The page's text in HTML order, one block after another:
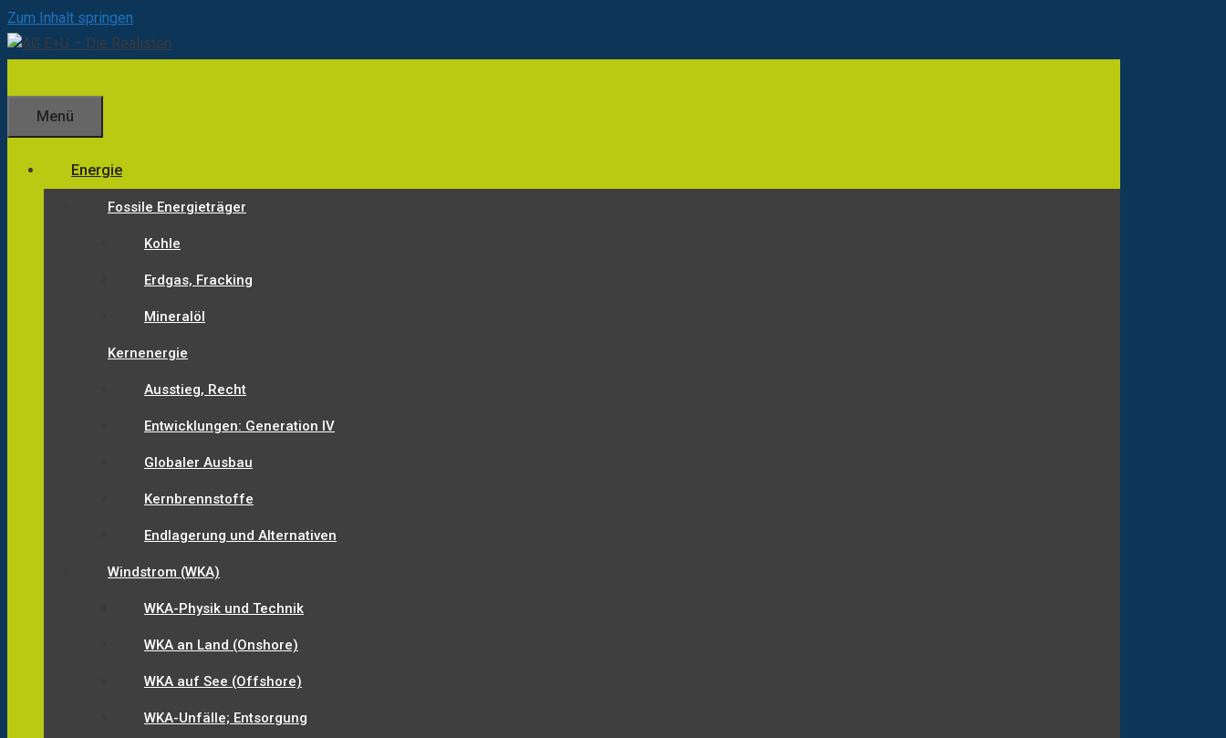
Zum Inhalt springen
Menü
Energie
Fossile Energieträger
Kohle
Erdgas, Fracking
Mineralöl
Kernenergie
Ausstieg, Recht
Entwicklungen: Generation IV
Globaler Ausbau
Kernbrennstoffe
Endlagerung und Alternativen
Windstrom (WKA)
WKA-Physik und Technik
WKA an Land (Onshore)
WKA auf See (Offshore)
WKA-Unfälle; Entsorgung